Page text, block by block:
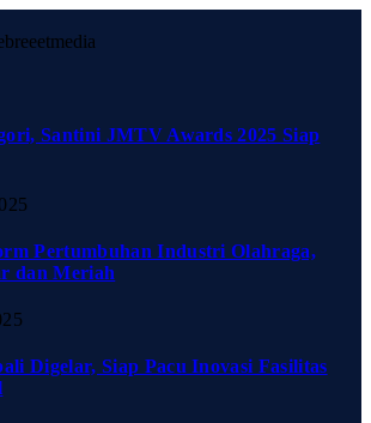
Santini JMTV Awards 2025 Siap
Pertumbuhan Industri Olahraga,
dan Meriah
Digelar, Siap Pacu Inovasi Fasilitas